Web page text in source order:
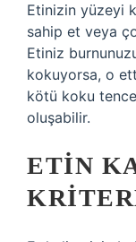
Etinizin yüzeyi
sahip et veya
Etiniz
kokuyorsa, o
kötü koku
oluşabilir.
ETIN